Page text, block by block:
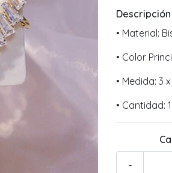
Descripción
• Material:
• Color
• Medida: 3
• Cantidad:
-